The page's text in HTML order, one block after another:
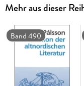
Wille eher ein
Ende des 20.
inzwischen stehen
Fragestellungen.
vollzieht Mark
indem er den
Die einzelnen
Mehr aus dieser
Band 490